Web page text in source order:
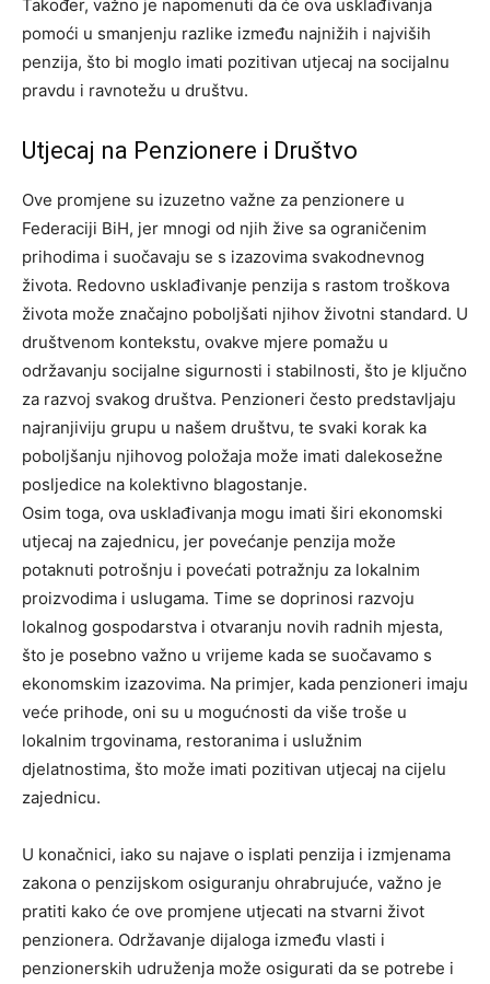
Također, važno je napomenuti da će ova usklađivanja
pomoći u smanjenju razlike između najnižih i najviših
penzija, što bi moglo imati pozitivan utjecaj na socijalnu
pravdu i ravnotežu u društvu.
Utjecaj na Penzionere i Društvo
Ove promjene su izuzetno važne za penzionere u
Federaciji BiH, jer mnogi od njih žive sa ograničenim
prihodima i suočavaju se s izazovima svakodnevnog
života. Redovno usklađivanje penzija s rastom troškova
života može značajno poboljšati njihov životni standard. U
društvenom kontekstu, ovakve mjere pomažu u
održavanju socijalne sigurnosti i stabilnosti, što je ključno
za razvoj svakog društva. Penzioneri često predstavljaju
najranjiviju grupu u našem društvu, te svaki korak ka
poboljšanju njihovog položaja može imati dalekosežne
posljedice na kolektivno blagostanje.
Osim toga, ova usklađivanja mogu imati širi ekonomski
utjecaj na zajednicu, jer povećanje penzija može
potaknuti potrošnju i povećati potražnju za lokalnim
proizvodima i uslugama. Time se doprinosi razvoju
lokalnog gospodarstva i otvaranju novih radnih mjesta,
što je posebno važno u vrijeme kada se suočavamo s
ekonomskim izazovima. Na primjer, kada penzioneri imaju
veće prihode, oni su u mogućnosti da više troše u
lokalnim trgovinama, restoranima i uslužnim
djelatnostima, što može imati pozitivan utjecaj na cijelu
zajednicu.
U konačnici, iako su najave o isplati penzija i izmjenama
zakona o penzijskom osiguranju ohrabrujuće, važno je
pratiti kako će ove promjene utjecati na stvarni život
penzionera. Održavanje dijaloga između vlasti i
penzionerskih udruženja može osigurati da se potrebe i